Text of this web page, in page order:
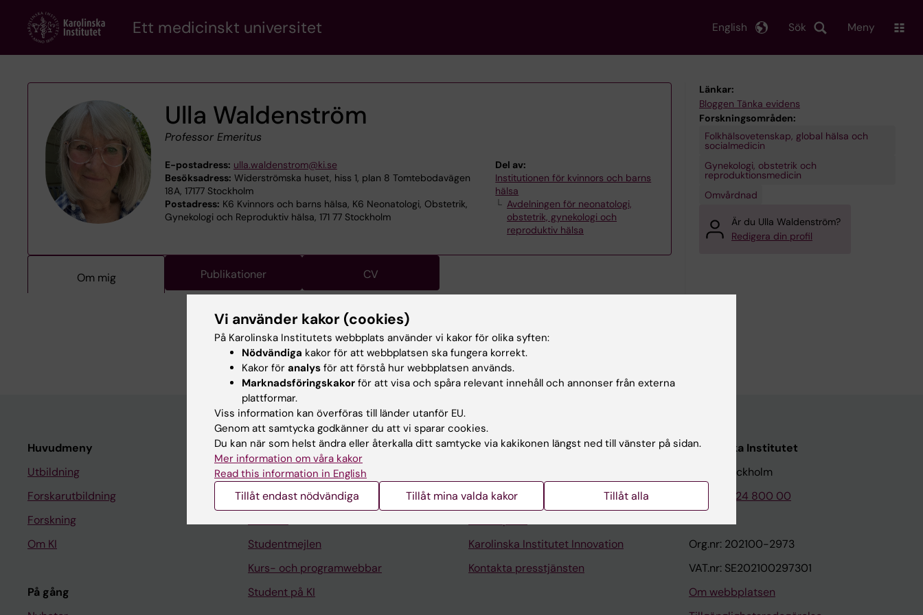
content
Ett medicinskt universitet Sök
English Meny
Ulla Waldenström
Professor Emeritus
E-postadress: ulla.waldenstrom@ki.se
Besöksadress: Widerströmska huset, hiss 1, plan 8 Tomtebodavägen
18A, 17177 Stockholm
Postadress: K6 Kvinnors och barns hälsa, K6 Neonatologi, Obstetrik,
Gynekologi och Reproduktiv hälsa, 171 77 Stockholm
Del av:
Institutionen för kvinnors och barns
hälsa
Avdelningen för neonatologi,
obstetrik, gynekologi och
reproduktiv hälsa
Om mig Publikationer CV
Forskningsbeskrivning
Frågor som rör evidens och nytta diskuteras i min blogg www.bevisadnytta.se.
Länkar:
Bloggen Tänka evidens
Forskningsområden:
Folkhälsovetenskap, global hälsa och
socialmedicin
Gynekologi, obstetrik och
reproduktionsmedicin
Omvårdnad
Är du Ulla Waldenström?
Redigera din profil
Huvudmeny
Utbildning
Forskarutbildning
Forskning
Om KI
På gång
Student
Ladok
Canvas
Studentmejlen
Kurs- och programwebbar
Student på KI
Kontakta och besök KI
Stöd forskning och utbildning
Karolinska Institutet Innovation
Kontakta presstjänsten
Karolinska Institutet
171 77 Stockholm
Tel: 08-524 800 00
Org.nr: 202100-2973
VAT.nr: SE202100297301
Om webbplatsen
Vi använder kakor (cookies)
På Karolinska Institutets webbplats använder vi kakor för olika syften:
Nödvändiga kakor för att webbplatsen ska fungera korrekt.
Kakor för analys för att förstå hur webbplatsen används.
Marknadsföringskakor för att visa och spåra relevant innehåll och annonser från externa
plattformar.
Viss information kan överföras till länder utanför EU.
Genom att samtycka godkänner du att vi sparar cookies.
Du kan när som helst ändra eller återkalla ditt samtycke via kakikonen längst ned till vänster på sidan.
Mer information om våra kakor
Read this information in English
Tillåt endast nödvändiga Tillåt mina valda kakor Tillåt alla